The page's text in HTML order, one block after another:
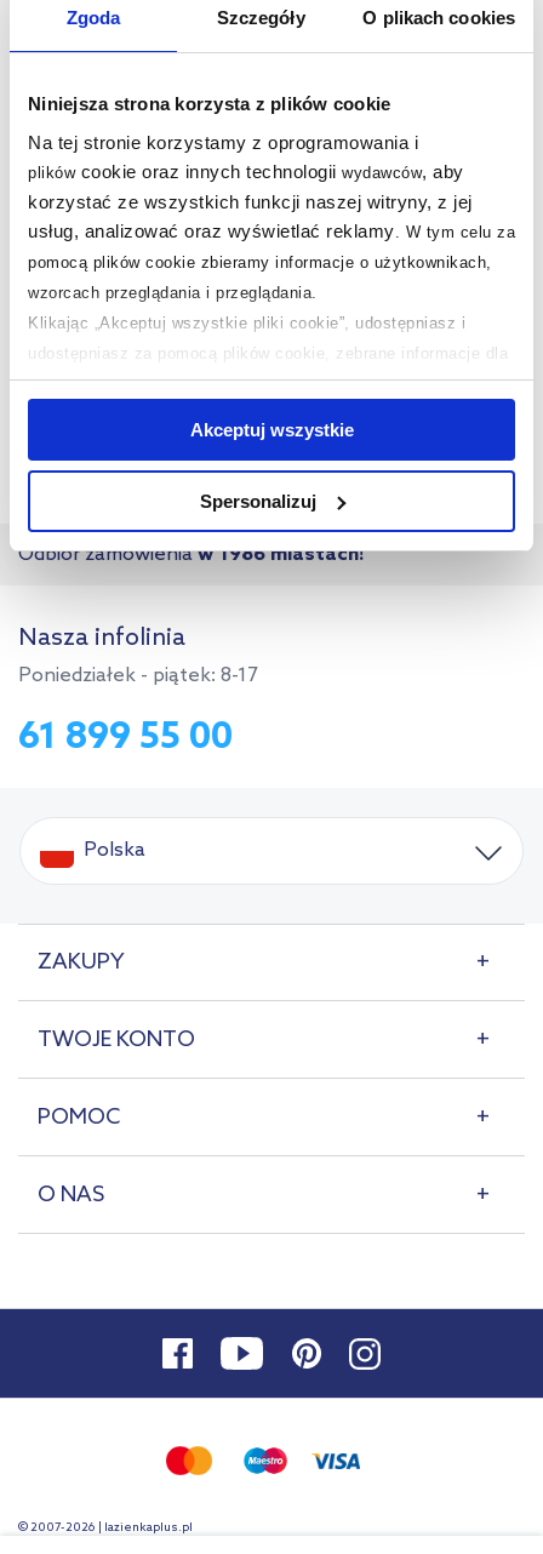
Zgoda Szczegóły O plikach cookies
Niniejsza strona korzysta z plików cookie
Na tej stronie korzystamy z oprogramowania i
plikówcookie oraz innych technologii wydawców, aby
korzystać ze wszystkich funkcji naszej witryny, z jej
usług, analizować oraz wyświetlać reklamy
W tym celu za
pomocą plików cookie zbieramy informacje o użytkownikach,
wzorcach przeglądania i przeglądania.
Klikając „Akceptuj wszystkie pliki cookie”, udostępniasz i
udostępniasz za pomocą plików cookie, zebrane informacje dla
użytkowników zewnętrznych, a także nasi partnerzy reklamowi.
jednak, że zablokowane niektóre pliki cookie mogą mieć wpływ
na sposób dostarczania treści niedostosowanych do potrzeb
Aby uzyskać więcej informacji na temat plików plików cookie,
informacji na temat plików cookie i tego, dlaczego ich przepisy,
Akceptuj wszystkie
Spersonalizuj
Sklep z wyposażeniem łazieneknr 1 w Polsce!
Odbiór zamówieniaw 1986 miastach!
Nasza infolinia
Poniedziałek - piątek: 8-17
61 899 55 00
Polska
ZAKUPY
TWOJE KONTO
POMOC
O NAS
© 2007-2026 | lazienkaplus.pl